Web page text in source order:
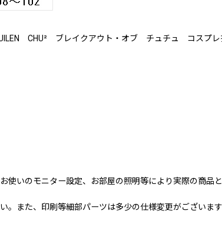
CHU² ブレイクアウト・オブ チュチュ コスプレ
いのモニター設定、お部屋の照明等により実際の商品
また、印刷等細部パーツは多少の仕様変更がございます